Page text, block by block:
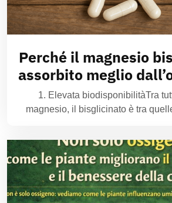
Perché il magnesio
assorbito meglio
1. Elevata biodisponibilitàTra
magnesio, il bisglicinato è tra